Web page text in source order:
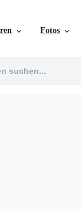
Fotos